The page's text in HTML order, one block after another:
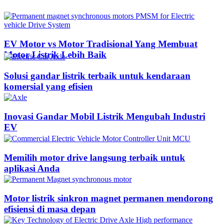
EV Motor vs Motor Tradisional Yang Membuat
Motor Listrik Lebih Baik
Solusi gandar listrik terbaik untuk kendaraan
komersial yang efisien
Inovasi Gandar Mobil Listrik Mengubah Industri
EV
Memilih motor drive langsung terbaik untuk
aplikasi Anda
Motor listrik sinkron magnet permanen mendorong
efisiensi di masa depan